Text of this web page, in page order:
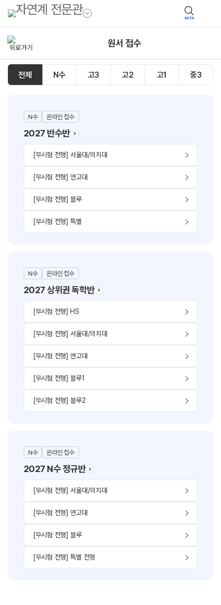
BETA
원서 접수
전체 N수 고3 고2 고1 중3
N수 온라인 접수
2027 반수반
[무시험 전형] 서울대/의치대
[무시험 전형] 연고대
[무시험 전형] 블루
[무시험 전형] 특별
N수 온라인 접수
2027 상위권 독학반
[무시험 전형] HS
[무시험 전형] 서울대/의치대
[무시험 전형] 연고대
[무시험 전형] 블루1
[무시험 전형] 블루2
N수 온라인 접수
2027 N수 정규반
[무시험 전형] 서울대/의치대
[무시험 전형] 연고대
[무시험 전형] 블루
[무시험 전형] 특별 전형